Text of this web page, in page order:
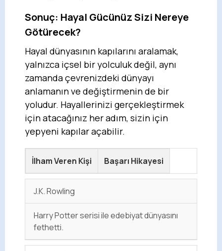
Sonuç: Hayal Gücünüz Sizi Nereye
Götürecek?
Hayal dünyasının kapılarını aralamak,
yalnızca içsel bir yolculuk değil, aynı
zamanda çevrenizdeki dünyayı
anlamanın ve değiştirmenin de bir
yoludur. Hayallerinizi gerçekleştirmek
için atacağınız her adım, sizin için
yepyeni kapılar açabilir.
İlham Veren Kişi Başarı Hikayesi
J.K. Rowling
Harry Potter serisi ile edebiyat dünyasını
fethetti.